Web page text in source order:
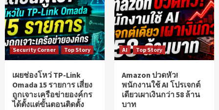
Security Corner Top Story
เผยช่องโหว่ TP-Link
Omada 15 รายการ เสี่ยง
ถูกเจาะเครือข่ายองค์กร
ได้ตั้งแต่ขั้นตอนติดตั้ง
AI Top Story
Amazon ปวดหัว!
พนักงานใช้ AI โปรเจกต์
เดียวเผาเงินกว่า 58 ล้าน
บาท